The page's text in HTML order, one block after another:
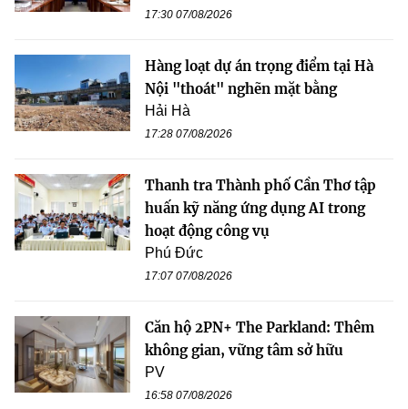
17:30 07/08/2026
Hàng loạt dự án trọng điểm tại Hà
Nội "thoát" nghẽn mặt bằng
Hải Hà
17:28 07/08/2026
Thanh tra Thành phố Cần Thơ tập
huấn kỹ năng ứng dụng AI trong
hoạt động công vụ
Phú Đức
17:07 07/08/2026
Căn hộ 2PN+ The Parkland: Thêm
không gian, vững tâm sở hữu
PV
16:58 07/08/2026